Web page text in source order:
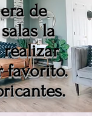
de
la
favorito.